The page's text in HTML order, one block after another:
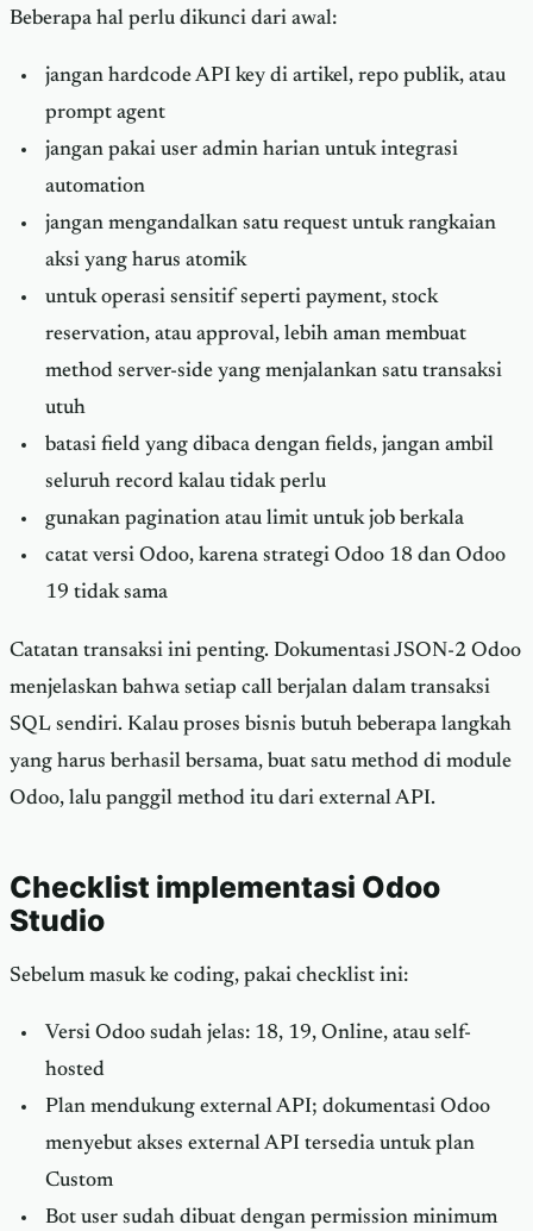
Beberapa hal perlu dikunci dari awal:
jangan hardcode API key di artikel, repo publik, atau
prompt agent
jangan pakai user admin harian untuk integrasi
automation
jangan mengandalkan satu request untuk rangkaian
aksi yang harus atomik
untuk operasi sensitif seperti payment, stock
reservation, atau approval, lebih aman membuat
method server-side yang menjalankan satu transaksi
utuh
batasi field yang dibaca dengan fields, jangan ambil
seluruh record kalau tidak perlu
gunakan pagination atau limit untuk job berkala
catat versi Odoo, karena strategi Odoo 18 dan Odoo
19 tidak sama
Catatan transaksi ini penting. Dokumentasi JSON-2 Odoo
menjelaskan bahwa setiap call berjalan dalam transaksi
SQL sendiri. Kalau proses bisnis butuh beberapa langkah
yang harus berhasil bersama, buat satu method di module
Odoo, lalu panggil method itu dari external API.
Checklist implementasi Odoo
Studio
Sebelum masuk ke coding, pakai checklist ini:
Versi Odoo sudah jelas: 18, 19, Online, atau self-
hosted
Plan mendukung external API; dokumentasi Odoo
menyebut akses external API tersedia untuk plan
Custom
Bot user sudah dibuat dengan permission minimum